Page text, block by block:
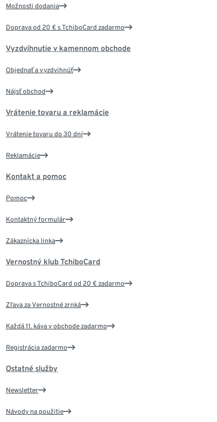
Možnosti dodania
Doprava od 20 € s TchiboCard zadarmo
Vyzdvihnutie v kamennom obchode
Objednať a vyzdvihnúť
Nájsť obchod
Vrátenie tovaru a reklamácie
Vrátenie tovaru do 30 dní
Reklamácie
Kontakt a pomoc
Pomoc
Kontaktný formulár
Zákaznícka linka
Vernostný klub TchiboCard
Doprava s TchiboCard od 20 € zadarmo
Zľava za Vernostné zrnká
Každá 11. káva v obchode zadarmo
Registrácia zadarmo
Ostatné služby
Newsletter
Návody na použitie